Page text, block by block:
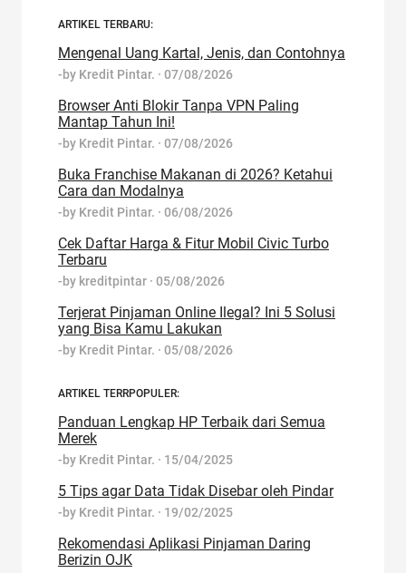
ARTIKEL TERBARU:
Mengenal Uang Kartal, Jenis, dan Contohnya
-by Kredit Pintar. · 07/08/2026
Browser Anti Blokir Tanpa VPN Paling
Mantap Tahun Ini!
-by Kredit Pintar. · 07/08/2026
Buka Franchise Makanan di 2026? Ketahui
Cara dan Modalnya
-by Kredit Pintar. · 06/08/2026
Cek Daftar Harga & Fitur Mobil Civic Turbo
Terbaru
-by kreditpintar · 05/08/2026
Terjerat Pinjaman Online Ilegal? Ini 5 Solusi
yang Bisa Kamu Lakukan
-by Kredit Pintar. · 05/08/2026
ARTIKEL TERRPOPULER:
Panduan Lengkap HP Terbaik dari Semua
Merek
-by Kredit Pintar. · 15/04/2025
5 Tips agar Data Tidak Disebar oleh Pindar
-by Kredit Pintar. · 19/02/2025
Rekomendasi Aplikasi Pinjaman Daring
Berizin OJK